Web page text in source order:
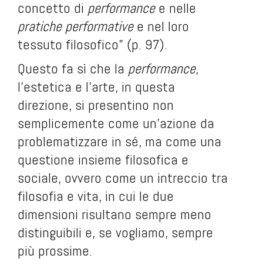
concetto di performancee nelle
pratiche performativee nel loro
tessuto filosofico” (p. 97).
Questo fa sì che la performance,
l’estetica e l’arte, in questa
direzione, si presentino non
semplicemente come un’azione da
problematizzare in sé, ma come una
questione insieme filosofica e
sociale, ovvero come un intreccio tra
filosofia e vita, in cui le due
dimensioni risultano sempre meno
distinguibili e, se vogliamo, sempre
più prossime.